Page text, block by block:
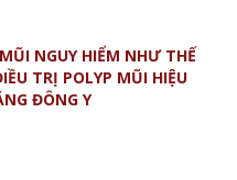
NGUY HIỂM NHƯ THẾ
TRỊ POLYP MŨI HIỆU
ĐÔNG Y